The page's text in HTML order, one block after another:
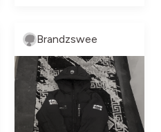
Brandzswee